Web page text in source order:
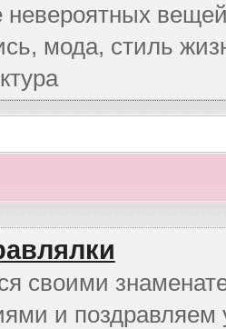
невероятных
мода, стиль
своими
и поздравляем